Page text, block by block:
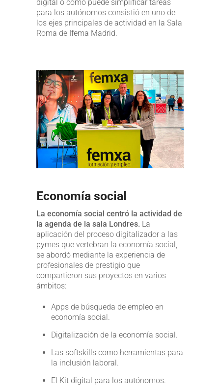
digital o cómo puede simplificar tareas
para los autónomos consistió en uno de
los ejes principales de actividad en la Sala
Roma de Ifema Madrid.
Economía social
La economía social centró la actividad de
la agenda de la sala Londres. La
aplicación del proceso digitalizador a las
pymes que vertebran la economía social,
se abordó mediante la experiencia de
profesionales de prestigio que
compartieron sus proyectos en varios
ámbitos:
Apps de búsqueda de empleo en
economía social.
Digitalización de la economía social.
Las softskills como herramientas para
la inclusión laboral.
El Kit digital para los autónomos.